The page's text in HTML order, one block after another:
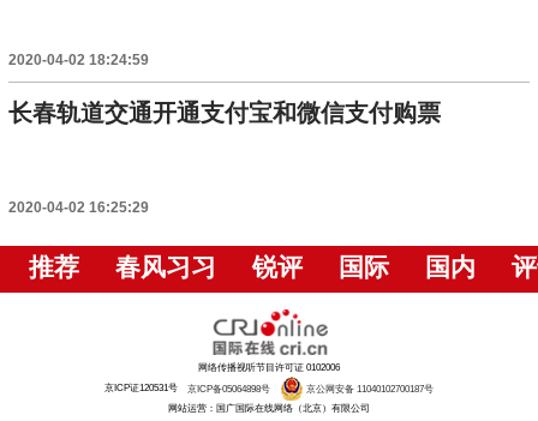
2020-04-02 18:24:59
长春轨道交通开通支付宝和微信支付购票
2020-04-02 16:25:29
推荐 春风习习 锐评 国际 国内
网络传播视听节目许可证 0102006
京ICP证120531号 京ICP备05064898号
京公网安备 11040102700187号
网站运营：国广国际在线网络（北京）有限公司